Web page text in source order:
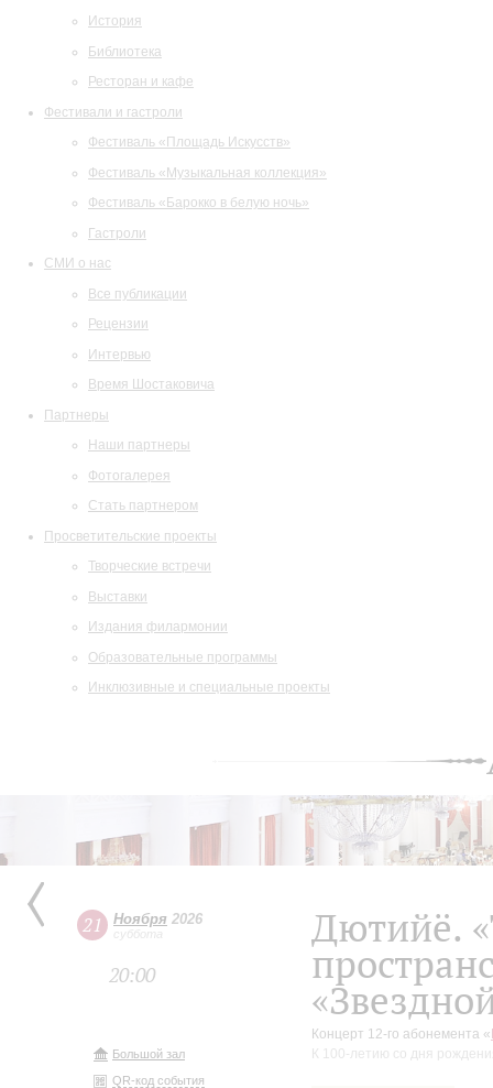
История
Библиотека
Ресторан и кафе
Фестивали и гастроли
Фестиваль «Площадь Искусств»
Фестиваль «Музыкальная коллекция»
Фестиваль «Барокко в белую ночь»
Гастроли
СМИ о нас
Все публикации
Рецензии
Интервью
Время Шостаковича
Партнеры
Наши партнеры
Фотогалерея
Стать партнером
Просветительские проекты
Творческие встречи
Выставки
Издания филармонии
Образовательные программы
Инклюзивные и специальные проекты
21 Ноября 2026
суббота
20:00
Большой зал
QR-код события
Дютийё.
Концерт 12-го абонемента «
К 100-летию со дня